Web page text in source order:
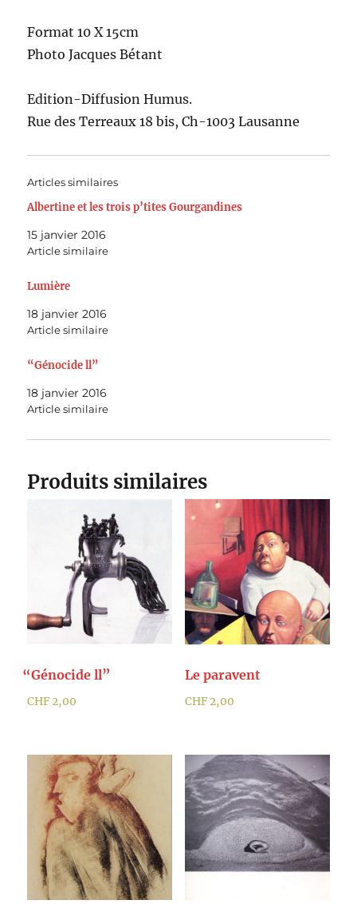
For­mat 10 X 15cm
Pho­to Jacques Bétant
Edi­tion-Dif­fu­sion Humus.
Rue des Ter­reaux 18 bis, Ch-1003 Lausanne
Articles similaires
Albertine et les trois p’tites Gourgandines
15 janvier 2016
Article similaire
Lumière
18 janvier 2016
Article similaire
“Génocide ll”
18 janvier 2016
Article similaire
Produits similaires
“Génocide ll”
CHF2,00
Le paravent
CHF2,00